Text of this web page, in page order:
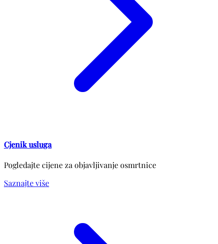
Cjenik usluga
Pogledajte cijene za objavljivanje osmrtnice
Saznajte više